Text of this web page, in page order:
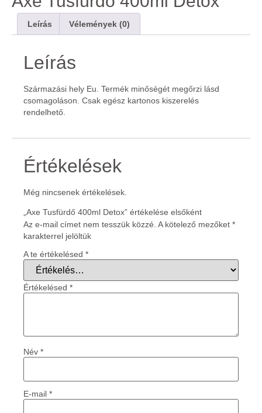
Leírás Vélemények (0)
Leírás
Származási hely Eu. Termék minőségét megőrzi lásd
csomagoláson. Csak egész kartonos kiszerelés
rendelhető.
Értékelések
Még nincsenek értékelések.
„Axe Tusfürdő 400ml Detox” értékelése elsőként
Az e-mail címet nem tesszük közzé. A kötelező mezőket *
karakterrel jelöltük
A te értékelésed *
Értékelésed *
Név *
E-mail *